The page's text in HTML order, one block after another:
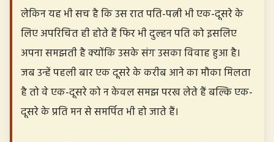
लेकिन यह भी सच है कि उस रात पति-पत्नी भी एक-दूसरे के
लिए अपरिचित ही होते हैं फिर भी दुल्हन पति को इसलिए
अपना समझती है क्योंकि उसके संग उसका विवाह हुआ है।
जब उन्हें पहली बार एक दूसरे के करीब आने का मौका मिलता
है तो वे एक-दूसरे को न केवल समझ परख लेते हैं बल्कि एक-
दूसरे के प्रति मन से समर्पित भी हो जाते हैं।